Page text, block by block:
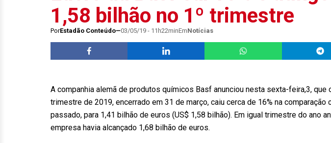
1,58 bilhão no 1º trimestre
PorEstadão Conteúdo 03/05/19 - 11h22minEmNotícias
A companhia alemã de produtos químicos Basf anunciou nesta sexta-feira,3, que
trimestre de 2019, encerrado em 31 de março, caiu cerca de 16% na comparação
passado, para 1,41 bilhão de euros (US$ 1,58 bilhão). Em igual trimestre do ano
empresa havia alcançado 1,68 bilhão de euros.